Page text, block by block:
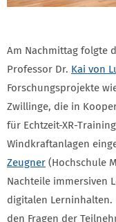
Am Nachmittag folgte
Professor Dr. Kai von
Forschungsprojekte
Zwillinge, die in
für Echtzeit-XR-
Windkraftanlagen
Zeugner (Hochschule
Nachteile immersiven
digitalen Lerninhalten.
den Fragen der